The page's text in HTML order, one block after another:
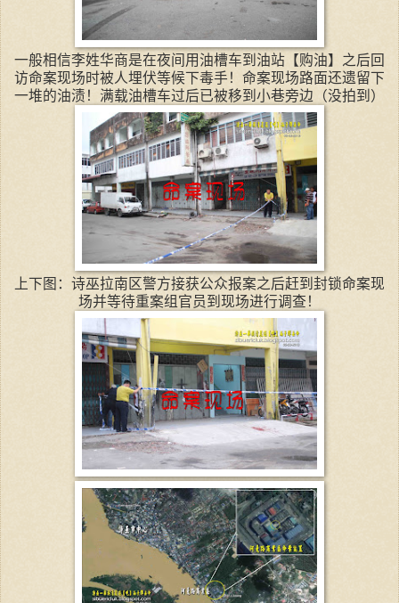
一般相信李姓华商是在夜间用油槽车到油站【购油】之后回
访命案现场时被人埋伏等候下毒手！命案现场路面还遗留下
一堆的油渍！满载油槽车过后已被移到小巷旁边（没拍到）
上下图：诗巫拉南区警方接获公众报案之后赶到封锁命案现
场并等待重案组官员到现场进行调查！